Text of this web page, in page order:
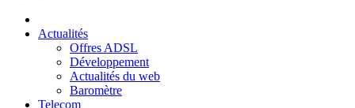
Actualités
Offres ADSL
Développement
Actualités du web
Baromètre
Telecom